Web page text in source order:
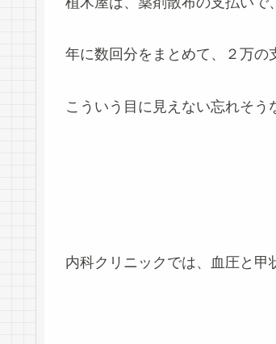
年に数回分をまとめて、２万の
こういう目に見えない忘れそう
内科クリニックでは、血圧と甲